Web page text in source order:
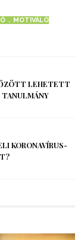
MOTIVÁLÓ
LEHETETT
TANULMÁNY
KORONAVÍRUS-